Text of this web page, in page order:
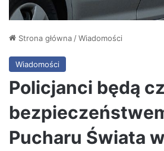
Strona główna/Wiadomości
Wiadomości
Policjanci będą
Pucharu Świata w